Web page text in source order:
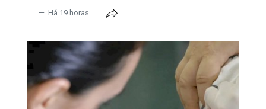
Há 19 horas